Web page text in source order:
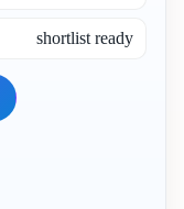
shortlist ready